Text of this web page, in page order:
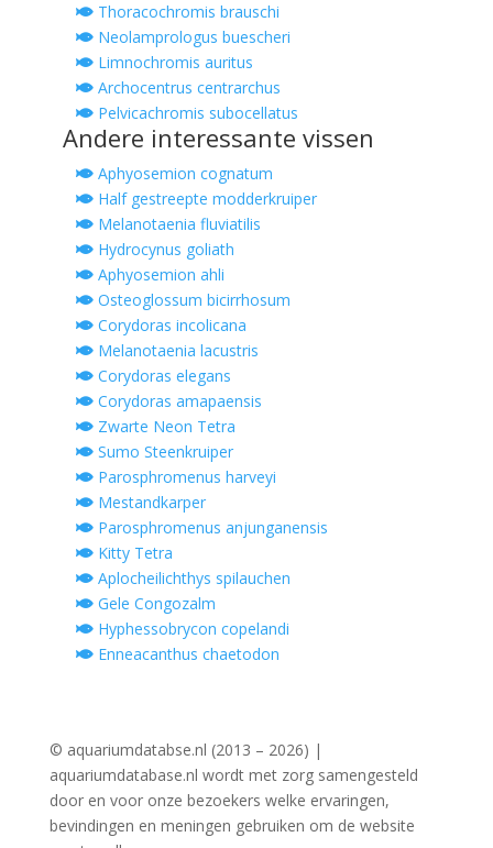
Thoracochromis brauschi
Neolamprologus buescheri
Limnochromis auritus
Archocentrus centrarchus
Pelvicachromis subocellatus
Andere interessante vissen
Aphyosemion cognatum
Half gestreepte modderkruiper
Melanotaenia fluviatilis
Hydrocynus goliath
Aphyosemion ahli
Osteoglossum bicirrhosum
Corydoras incolicana
Melanotaenia lacustris
Corydoras elegans
Corydoras amapaensis
Zwarte Neon Tetra
Sumo Steenkruiper
Parosphromenus harveyi
Mestandkarper
Parosphromenus anjunganensis
Kitty Tetra
Aplocheilichthys spilauchen
Gele Congozalm
Hyphessobrycon copelandi
Enneacanthus chaetodon
© aquariumdatabse.nl (2013 – 2026) |
aquariumdatabase.nl wordt met zorg samengesteld
door en voor onze bezoekers welke ervaringen,
bevindingen en meningen gebruiken om de website